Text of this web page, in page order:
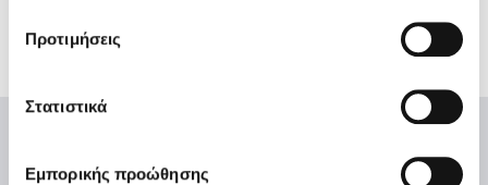
. Όπως και
στην “Προβολή λεπτομερειών”.
Προτιμήσεις
Στατιστικά
Εμπορικής προώθησης